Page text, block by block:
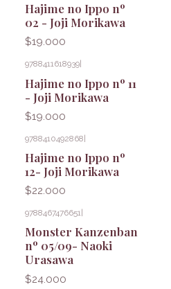
Hajime no Ippo nº
02 - Joji Morikawa
$19.000
9788411618939
Hajime no Ippo nº 11
- Joji Morikawa
$19.000
9788410492868|
Hajime no Ippo nº
12- Joji Morikawa
$22.000
9788467476651
Monster Kanzenban
nº 05/09- Naoki
Urasawa
$24.000